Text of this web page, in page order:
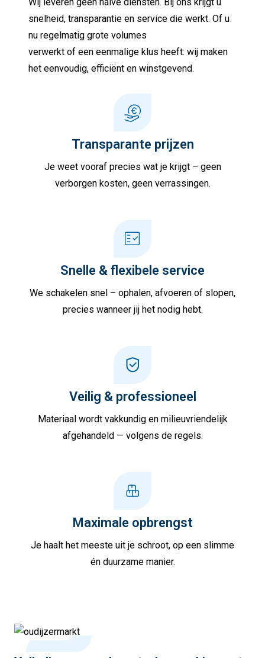
Wij leveren geen halve diensten. Bij ons krijgt u
snelheid, transparantie en service die werkt. Of u
nu regelmatig grote volumes
verwerkt of een eenmalige klus heeft: wij maken
het eenvoudig, efficiënt en winstgevend.
Transparante prijzen
Je weet vooraf precies wat je krijgt – geen
verborgen kosten, geen verrassingen.
Snelle & flexibele service
We schakelen snel – ophalen, afvoeren of slopen,
precies wanneer jij het nodig hebt.
Veilig & professioneel
Materiaal wordt vakkundig en milieuvriendelijk
afgehandeld — volgens de regels.
Maximale opbrengst
Je haalt het meeste uit je schroot, op een slimme
én duurzame manier.